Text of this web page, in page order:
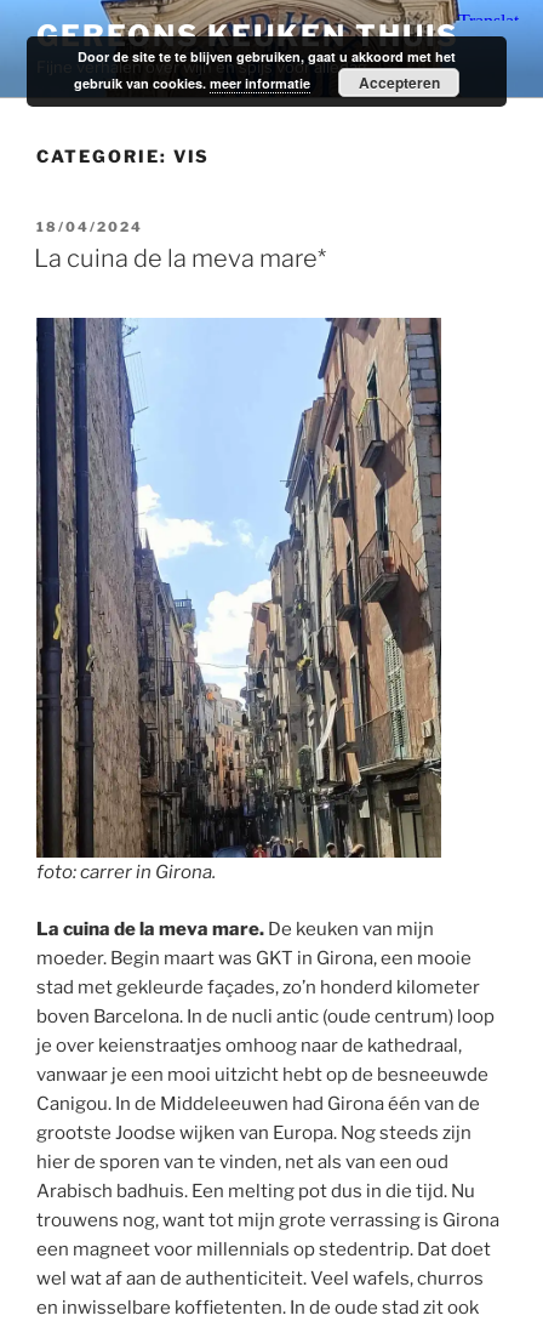
naar
inhoud
GEREONS KEUKEN THUIS
Fijne verhalen over wijn en spijs voor alledag.
CATEGORIE: VIS
GEPLAATST
OP
18/04/2024
La cuina de la meva mare*
foto: carrer in Girona.
La cuina de la meva mare. De keuken van mijn
moeder. Begin maart was GKT in Girona, een mooie
stad met gekleurde façades, zo’n honderd kilometer
boven Barcelona. In de nucli antic (oude centrum) loop
je over keienstraatjes omhoog naar de kathedraal,
vanwaar je een mooi uitzicht hebt op de besneeuwde
Canigou. In de Middeleeuwen had Girona één van de
grootste Joodse wijken van Europa. Nog steeds zijn
hier de sporen van te vinden, net als van een oud
Arabisch badhuis. Een melting pot dus in die tijd. Nu
trouwens nog, want tot mijn grote verrassing is Girona
een magneet voor millennials op stedentrip. Dat doet
wel wat af aan de authenticiteit. Veel wafels, churros
en inwisselbare koffietenten. In de oude stad zit ook
Door de site te te blijven gebruiken, gaat u akkoord met het
gebruik van cookies.meer informatie Accepteren